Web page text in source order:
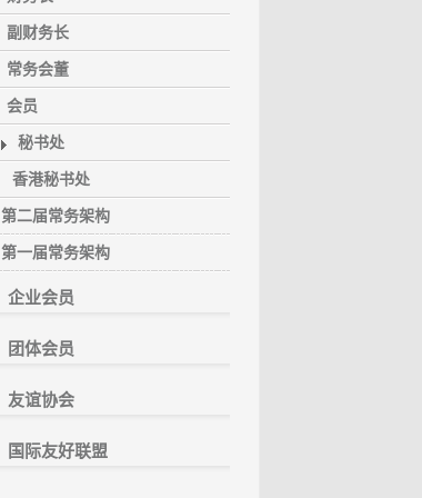
副财务长
常务会董
会员
秘书处
香港秘书处
第二届常务架构
第一届常务架构
企业会员
团体会员
友谊协会
国际友好联盟